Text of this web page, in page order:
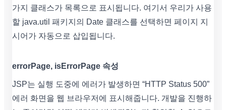
가지 클래스가 목록으로 표시됩니다. 여기서 우리가 사용
할 java.util 패키지의 Date 클래스를 선택하면 페이지 지
시어가 자동으로 삽입됩니다.
errorPage, isErrorPage 속성
JSP는 실행 도중에 에러가 발생하면 “HTTP Status 500”
에러 화면을 웹 브라우저에 표시해줍니다. 개발을 진행하